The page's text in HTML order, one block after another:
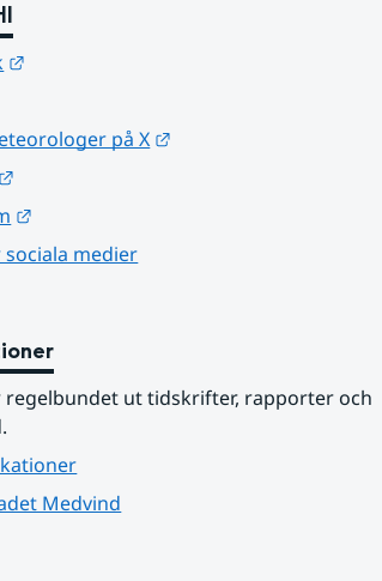
på X
sociala medier
regelbundet ut tidskrifter, rapporter och
Medvind